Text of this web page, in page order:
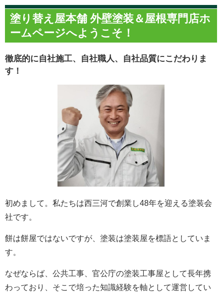
塗り替え屋本舗 外壁塗装＆屋根専門店ホ
ームページへようこそ！
徹底的に自社施工、自社職人、自社品質にこだわりま
す！
初めまして。私たちは西三河で創業し48年を迎える塗装会
社です。
餅は餅屋ではないですが、塗装は塗装屋を標語としていま
す。
なぜならば、公共工事、官公庁の塗装工事屋として長年携
わっており、そこで培った知識経験を軸として運営してい